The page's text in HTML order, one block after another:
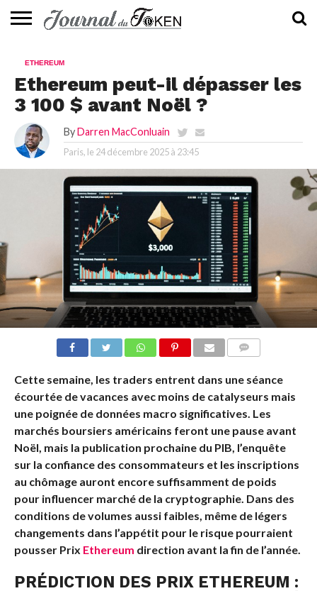
📰
EVALUATION
GUIDE
TENDANCES
À
CONTACTEZ-
ETHEREUM
Ethereum peut-il dépasser les
3 100 $ avant Noël ?
By Darren MacConluain
Paris, le 24 décembre 2025 à 23:45
Cette semaine, les traders entrent dans une séance
écourtée de vacances avec moins de catalyseurs mais
une poignée de données macro significatives. Les
marchés boursiers américains feront une pause avant
Noël, mais la publication prochaine du PIB, l’enquête
sur la confiance des consommateurs et les inscriptions
au chômage auront encore suffisamment de poids
pour influencer marché de la cryptographie. Dans des
conditions de volumes aussi faibles, même de légers
changements dans l’appétit pour le risque pourraient
pousser Prix ​​​​ Ethereum direction avant la fin de l’année.
PRÉDICTION DES PRIX ETHEREUM :